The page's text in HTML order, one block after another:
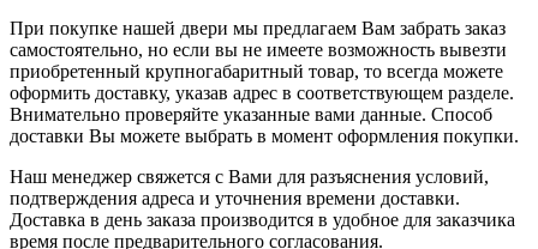
При покупке нашей двери мы предлагаем Вам забрать заказ
самостоятельно, но если вы не имеете возможность вывезти
приобретенный крупногабаритный товар, то всегда можете
оформить доставку, указав адрес в соответствующем разделе.
Внимательно проверяйте указанные вами данные. Способ
доставки Вы можете выбрать в момент оформления покупки.
Наш менеджер свяжется с Вами для разъяснения условий,
подтверждения адреса и уточнения времени доставки.
Доставка в день заказа производится в удобное для заказчика
время после предварительного согласования.